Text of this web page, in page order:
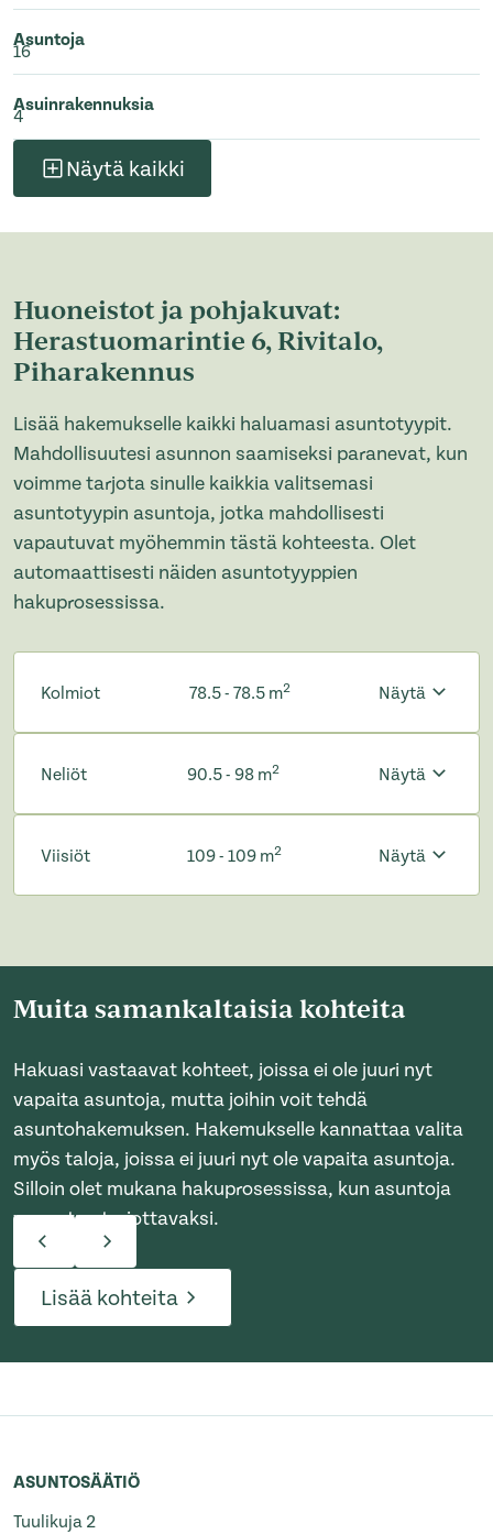
Asuntoja
16
Asuinrakennuksia
4
Näytä kaikki
Huoneistot ja pohjakuvat:
Herastuomarintie 6, Rivitalo,
Piharakennus
Lisää hakemukselle kaikki haluamasi asuntotyypit.
Mahdollisuutesi asunnon saamiseksi paranevat, kun
voimme tarjota sinulle kaikkia valitsemasi
asuntotyypin asuntoja, jotka mahdollisesti
vapautuvat myöhemmin tästä kohteesta. Olet
automaattisesti näiden asuntotyyppien
hakuprosessissa.
Kolmiot 78.5 - 78.5 m2 Näytä
Neliöt 90.5 - 98 m2 Näytä
Viisiöt 109 - 109 m2 Näytä
Muita samankaltaisia kohteita
Hakuasi vastaavat kohteet, joissa ei ole juuri nyt
vapaita asuntoja, mutta joihin voit tehdä
asuntohakemuksen. Hakemukselle kannattaa valita
myös taloja, joissa ei juuri nyt ole vapaita asuntoja.
Silloin olet mukana hakuprosessissa, kun asuntoja
vapautuu tarjottavaksi.
Lisää kohteita
ASUNTOSÄÄTIÖ
Tuulikuja 2